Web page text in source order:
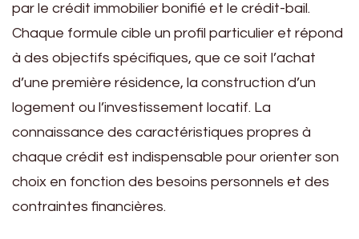
par le crédit immobilier bonifié et le crédit-bail.
Chaque formule cible un profil particulier et répond
à des objectifs spécifiques, que ce soit l’achat
d’une première résidence, la construction d’un
logement ou l’investissement locatif. La
connaissance des caractéristiques propres à
chaque crédit est indispensable pour orienter son
choix en fonction des besoins personnels et des
contraintes financières.